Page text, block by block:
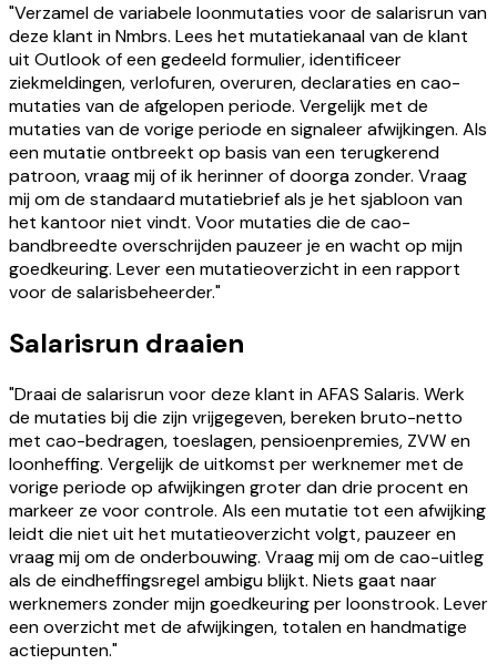
"Verzamel de variabele loonmutaties voor de salarisrun van
deze klant in Nmbrs. Lees het mutatiekanaal van de klant
uit Outlook of een gedeeld formulier, identificeer
ziekmeldingen, verlofuren, overuren, declaraties en cao-
mutaties van de afgelopen periode. Vergelijk met de
mutaties van de vorige periode en signaleer afwijkingen. Als
een mutatie ontbreekt op basis van een terugkerend
patroon, vraag mij of ik herinner of doorga zonder. Vraag
mij om de standaard mutatiebrief als je het sjabloon van
het kantoor niet vindt. Voor mutaties die de cao-
bandbreedte overschrijden pauzeer je en wacht op mijn
goedkeuring. Lever een mutatieoverzicht in een rapport
voor de salarisbeheerder."
Salarisrun draaien
"Draai de salarisrun voor deze klant in AFAS Salaris. Werk
de mutaties bij die zijn vrijgegeven, bereken bruto-netto
met cao-bedragen, toeslagen, pensioenpremies, ZVW en
loonheffing. Vergelijk de uitkomst per werknemer met de
vorige periode op afwijkingen groter dan drie procent en
markeer ze voor controle. Als een mutatie tot een afwijking
leidt die niet uit het mutatieoverzicht volgt, pauzeer en
vraag mij om de onderbouwing. Vraag mij om de cao-uitleg
als de eindheffingsregel ambigu blijkt. Niets gaat naar
werknemers zonder mijn goedkeuring per loonstrook. Lever
een overzicht met de afwijkingen, totalen en handmatige
actiepunten."